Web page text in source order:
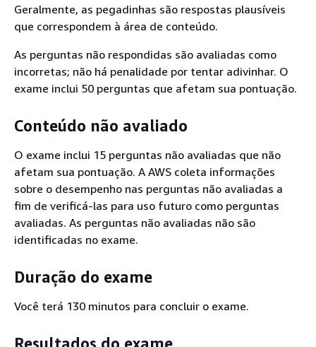
Geralmente, as pegadinhas são respostas plausíveis
que correspondem à área de conteúdo.
As perguntas não respondidas são avaliadas como
incorretas; não há penalidade por tentar adivinhar. O
exame inclui 50 perguntas que afetam sua pontuação.
Conteúdo não avaliado
O exame inclui 15 perguntas não avaliadas que não
afetam sua pontuação. A AWS coleta informações
sobre o desempenho nas perguntas não avaliadas a
fim de verificá-las para uso futuro como perguntas
avaliadas. As perguntas não avaliadas não são
identificadas no exame.
Duração do exame
Você terá 130 minutos para concluir o exame.
Resultados do exame